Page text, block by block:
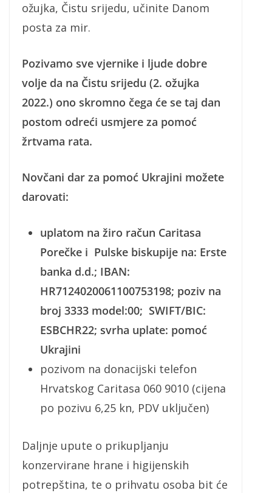
ožujka, Čistu srijedu, učinite Danom
posta za mir.
Pozivamo sve vjernike i ljude dobre
volje da na Čistu srijedu (2. ožujka
2022.) ono skromno čega će se taj dan
postom odreći usmjere za pomoć
žrtvama rata.
Novčani dar za pomoć Ukrajini možete
darovati:
uplatom na žiro račun Caritasa
Porečke i Pulske biskupije na: Erste
banka d.d.; IBAN:
HR7124020061100753198; poziv na
broj 3333 model:00; SWIFT/BIC:
ESBCHR22; svrha uplate: pomoć
Ukrajini
pozivom na donacijski telefon
Hrvatskog Caritasa 060 9010 (cijena
po pozivu 6,25 kn, PDV uključen)
Daljnje upute o prikupljanju
konzervirane hrane i higijenskih
potrepština, te o prihvatu osoba bit će